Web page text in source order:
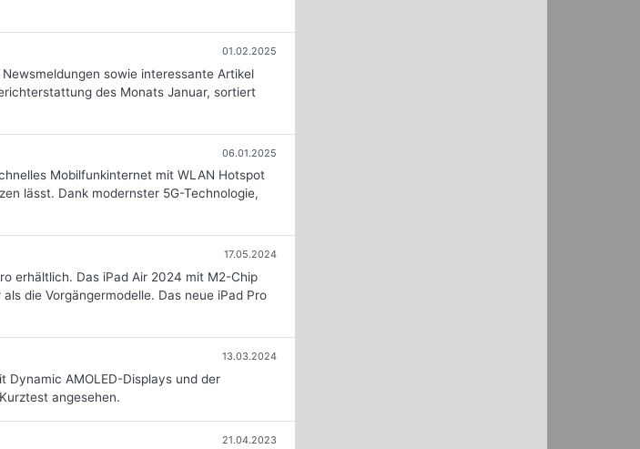
01.02.2025
sowie interessante Artikel
des Monats Januar, sortiert
06.01.2025
Mobilfunkinternet mit WLAN Hotspot
lässt. Dank modernster 5G-Technologie,
17.05.2024
erhältlich. Das iPad Air 2024 mit M2-Chip
die Vorgängermodelle. Das neue iPad Pro
13.03.2024
Dynamic AMOLED-Displays und der
angesehen.
21.04.2023